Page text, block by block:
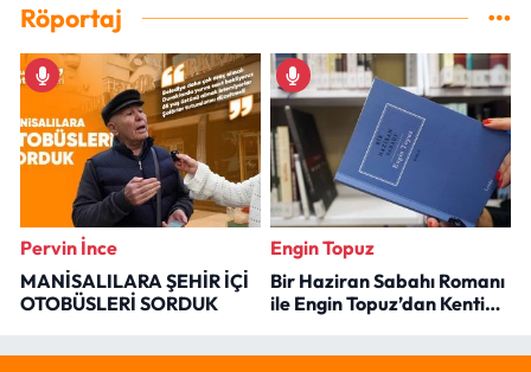
Röportaj
Pervin İnce
MANİSALILARA ŞEHİR İÇİ
OTOBÜSLERİ SORDUK
Engin Topuz
Bir Haziran Sabahı Romanı
ile Engin Topuz’dan Kenti